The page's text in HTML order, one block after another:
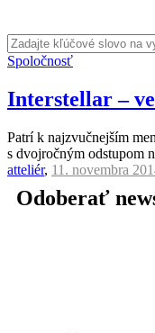
Spoločnosť
Interstellar –
Patrí k najzvučnejším
s dvojročným odstupom
atteliér, 11. novembra
Odoberať